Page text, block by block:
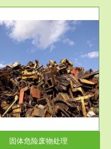
固体危险废物处理